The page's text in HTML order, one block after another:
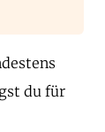
du für